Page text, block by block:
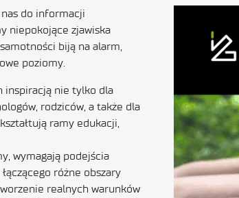
do informacji
niepokojące zjawiska
biją na alarm,
poziomy.
inspiracją nie tylko dla
rodziców, a także dla
ramy edukacji,
wymagają podejścia
różne obszary
realnych warunków